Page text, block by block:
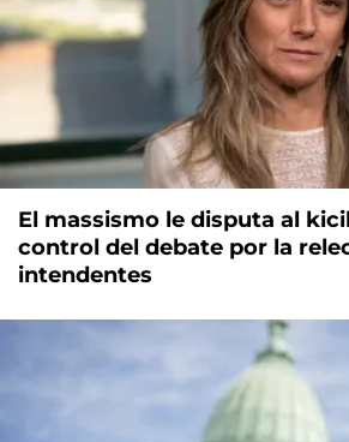
El massismo le disputa al
control del debate por la
intendentes